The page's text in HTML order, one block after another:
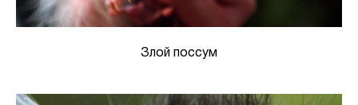
Злой поссум